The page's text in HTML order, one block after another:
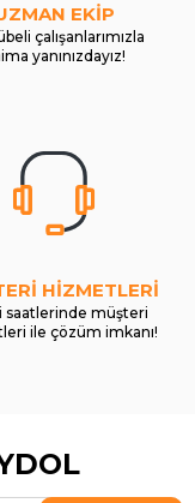
EKİP
çalışanlarımızla
yanınızdayız!
HİZMETLERİ
saatlerinde müşteri
ile çözüm imkanı!